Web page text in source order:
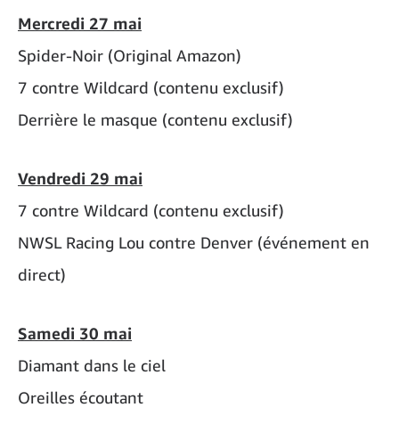
Mercredi 27 mai
Spider-Noir (Original Amazon)
7 contre Wildcard (contenu exclusif)
Derrière le masque (contenu exclusif)
Vendredi 29 mai
7 contre Wildcard (contenu exclusif)
NWSL Racing Lou contre Denver (événement en
direct)
Samedi 30 mai
Diamant dans le ciel
Oreilles écoutant